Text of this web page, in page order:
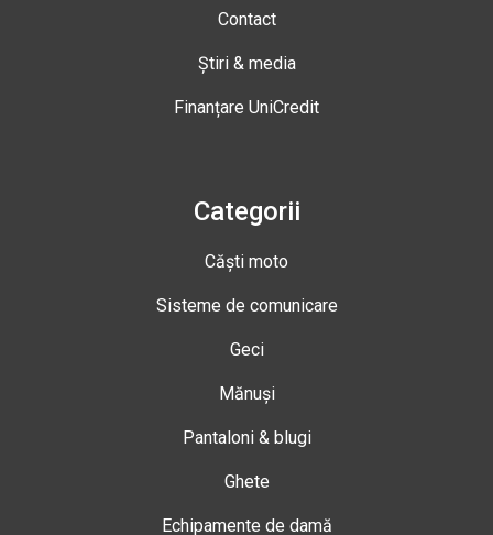
Contact
Știri & media
Finanțare UniCredit
Categorii
Căști moto
Sisteme de comunicare
Geci
Mănuși
Pantaloni & blugi
Ghete
Echipamente de damă